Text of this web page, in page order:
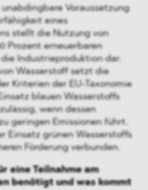
Voraussetzung
eines
stellt die Nutzung von
Prozent erneuerbaren
Industrieproduktion dar.
Wasserstoff setzt die
Kriterien der EU-Taxonomie
blauen Wasserstoffs
wenn dessen
geringen Emissionen führt.
Einsatz grünen Wasserstoffs
Förderung verbunden.
eine Teilnahme am
benötigt und was kommt